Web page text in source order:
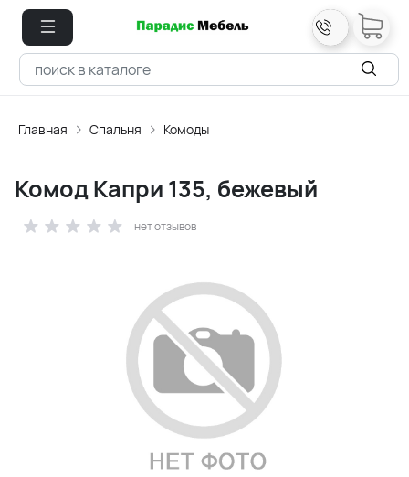
Главная Спальня Комоды
Комод Капри 135, бежевый
нет отзывов